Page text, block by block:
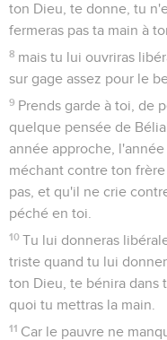
ton Dieu, te donne, tu
fermeras pas ta main à
8 mais tu lui ouvriras
sur gage assez pour le
9 Prends garde à toi, de
quelque pensée de
année approche,
méchant contre ton
pas, et qu'il ne crie
péché en toi.
10 Tu lui donneras
triste quand tu lui
ton Dieu, te bénira dans
quoi tu mettras la main.
11 Car le pauvre ne